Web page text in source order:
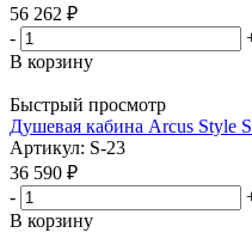
56 262 ₽
-
В корзину
Быстрый просмотр
Душевая кабина Arcus Style
Артикул: S-23
36 590 ₽
-
В корзину